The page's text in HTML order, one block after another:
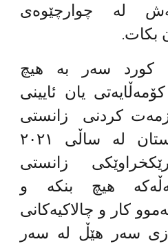
لە چوارچێوەی
بکات.
کورد سەر بە هیچ
یان ئایینی
کردنی زانستی
بیرکاری لە کوردستان لە ساڵی ٢٠٢١
زانستی
هیچ بنکە و
کار و چالاکیەکانی
سەر هێڵ لە سەر